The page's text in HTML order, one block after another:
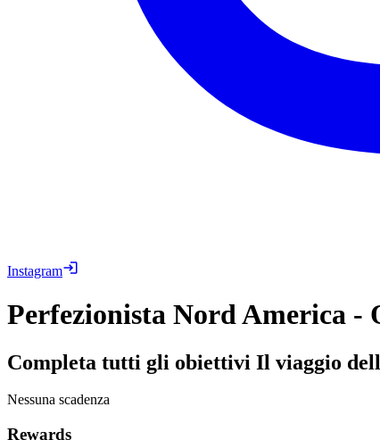
Instagram
Perfezionista Nord America -
Completa tutti gli obiettivi Il viaggio
Nessuna scadenza
Rewards